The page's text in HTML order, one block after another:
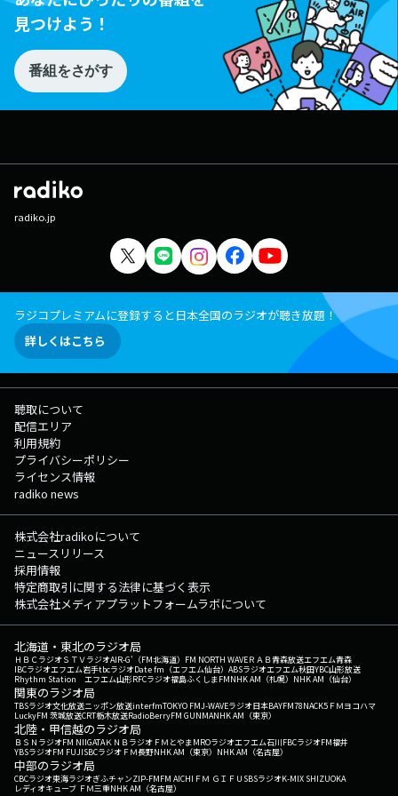
見つけよう！
番組をさがす
radiko.jp
ラジコプレミアムに登録すると日本全国のラジオが聴き放題！
詳しくはこちら
聴取について
配信エリア
利用規約
プライバシーポリシー
ライセンス情報
radiko news
株式会社radikoについて
ニュースリリース
採用情報
特定商取引に関する法律に基づく表示
株式会社メディアプラットフォームラボについて
北海道・東北のラジオ局
ＨＢＣラジオＳＴＶラジオAIR-G'（FM北海道） FM NORTH WAVEＲＡＢ青森放送エフエム青森
IBCラジオエフエム岩手tbcラジオDate fm（エフエム仙台） ABSラジオエフエム秋田YBC山形放送
Rhythm Station エフエム山形RFCラジオ福島ふくしまFMNHK AM（札幌） NHK AM（仙台）
関東のラジオ局
TBSラジオ文化放送ニッポン放送interfmTOKYO FMJ-WAVEラジオ日本BAYFM78NACK5 ＦＭヨコハマ
LuckyFM 茨城放送CRT栃木放送RadioBerryFM GUNMANHK AM（東京）
北陸・甲信越のラジオ局
ＢＳＮラジオFM NIIGATAＫＮＢラジオ ＦＭとやまMROラジオエフエム石川FBCラジオFM福井
YBSラジオFM FUJISBCラジオ ＦＭ長野NHK AM（東京） NHK AM（名古屋）
中部のラジオ局
CBCラジオ東海ラジオぎふチャンZIP-FMFM AICHI ＦＭ ＧＩＦＵ SBSラジオK-MIX SHIZUOKA
レディオキューブ ＦＭ三重NHK AM（名古屋）